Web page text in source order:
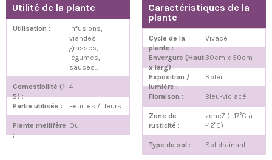
Utilité de la plante
Utilisation :
Infusions,
viandes
grasses,
légumes,
sauces...
Comestibilité (1-
5) :
4
Partie utilisée : Feuilles / fleurs
Plante mellifère
:
Oui
Caractéristiques de la
plante
Cycle de la
plante :
Vivace
Envergure (Haut
x larg) :
30cm x 50cm
Exposition /
lumière :
Soleil
Floraison : Bleu-violacé
Zone de
rusticité :
zone7 ( -17°C à
-12°C)
Type de sol : Sol drainant